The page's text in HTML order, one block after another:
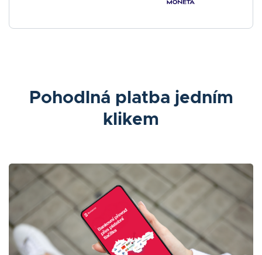
Pohodlná platba jedním
klikem